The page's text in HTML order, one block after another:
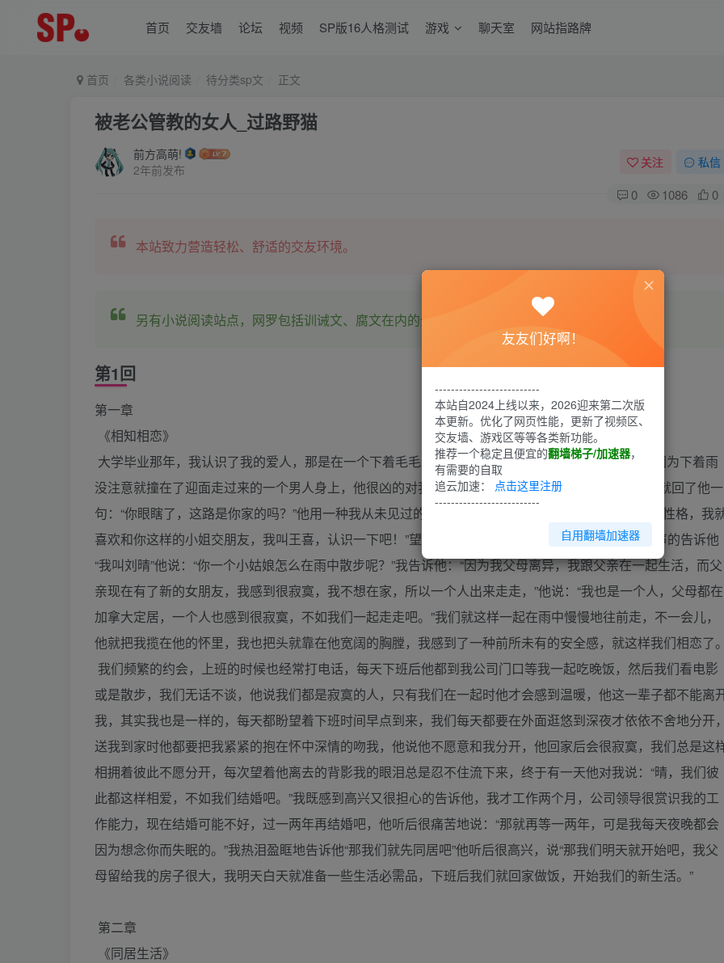
首页 交友墙 论坛 视频 SP版16人格测试 游戏 聊天室 网站指路牌
首页 各类小说阅读 待分类sp文 正文
被老公管教的女人_过路野猫
前方高萌!
2年前发布
关注 私信
0 1086 0
本站致力营造轻松、舒适的交友环境。
另有小说阅读站点，网罗包括训诫文、腐文在内的全网书源。
第1回
第一章
《相知相恋》
大学毕业那年，我认识了我的爱人，那是在一个下着毛毛细雨的傍晚，我独自一人走在滨江大道，因为下着雨
没注意就撞在了迎面走过来的一个男人身上，他很凶的对我说：“你欠揍，走路不长眼睛。”我气不过就回了他一
句：“你眼瞎了，这路是你家的吗？”他用一种我从未见过的眼光看着我说：“想不到你这小姑娘还有点性格，我
喜欢和你这样的小姐交朋友，我叫王喜，认识一下吧！”望着他我有一种仿佛不能违抗的冲动，我低声的告诉他
“我叫刘晴”他说：“你一个小姑娘怎么在雨中散步呢？”我告诉他：“因为我父母离异，我跟父亲在一起生活，而父
亲现在有了新的女朋友，我感到很寂寞，我不想在家，所以一个人出来走走，”他说：“我也是一个人，父母都在
加拿大定居，一个人也感到很寂寞，不如我们一起走走吧。”我们就这样一起在雨中慢慢地往前走，不一会儿，
他就把我揽在他的怀里，我也把头就靠在他宽阔的胸膛，我感到了一种前所未有的安全感，就这样我们相恋了。
我们频繁的约会，上班的时候也经常打电话，每天下班后他都到我公司门口等我一起吃晚饭，然后我们看电影
或是散步，我们无话不谈，他说我们都是寂寞的人，只有我们在一起时他才会感到温暖，他这一辈子都不能离
我，其实我也是一样的，每天都盼望着下班时间早点到来，我们每天都要在外面逛悠到深夜才依依不舍地分开，
送我到家时他都要把我紧紧的抱在怀中深情的吻我，他说他不愿意和我分开，他回家后会很寂寞，我们总是这
相拥着彼此不愿分开，每次望着他离去的背影我的眼泪总是忍不住流下来，终于有一天他对我说：“晴，我们彼
此都这样相爱，不如我们结婚吧。”我既感到高兴又很担心的告诉他，我才工作两个月，公司领导很赏识我的工
作能力，现在结婚可能不好，过一两年再结婚吧，他听后很痛苦地说：“那就再等一两年，可是我每天夜晚都会
因为想念你而失眠的。”我热泪盈眶地告诉他“那我们就先同居吧”他听后很高兴，说“那我们明天就开始吧，我父
母留给我的房子很大，我明天白天就准备一些生活必需品，下班后我们就回家做饭，开始我们的新生活。”
第二章
《同居生活》
友友们好啊！
--------------------------
本站自2024上线以来，2026迎来第二次版
本更新。优化了网页性能，更新了视频区、
交友墙、游戏区等等各类新功能。
推荐一个稳定且便宜的翻墙梯子/加速器，
有需要的自取
追云加速： 点击这里注册
--------------------------
自用翻墙加速器